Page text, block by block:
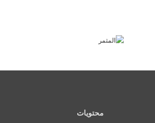
محتويات